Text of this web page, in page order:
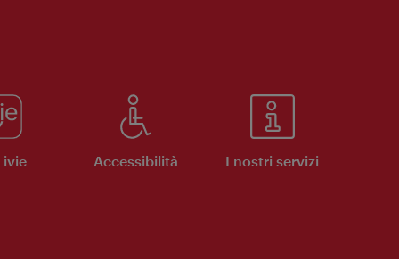
ivie Accessibilità I nostri servizi